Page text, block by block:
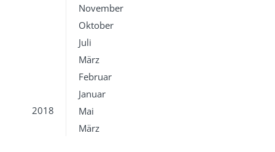
November
Oktober
Juli
März
Februar
Januar
2018
Mai
März